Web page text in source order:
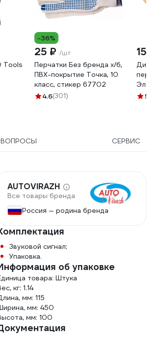
Tools
-36%
25 ₽ /шт
Перчатки Без бренда х/б,
ПВХ-покрытие Точка, 10
класс, стикер 67702
4.6(301)
15
5
ВОПРОСЫ СЕРВИС
AUTOVIRAZH
Все товары бренда
Россия — родина бренда
Звуковой сигнал;
Упаковка.
об упаковке
товара: Штука
кг: 1.14
мм: 115
мм: 450
мм: 100